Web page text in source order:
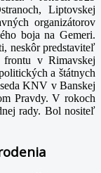
Liptovskej
organizátorov
boja na Gemeri.
neskôr predstaviteľ
frontu v Rimavskej
a štátnych
KNV v Banskej
Pravdy. V rokoch
rady. Bol nositeľ